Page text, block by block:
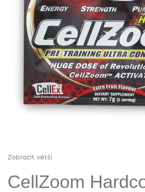
Zobrazit větší
CellZoom